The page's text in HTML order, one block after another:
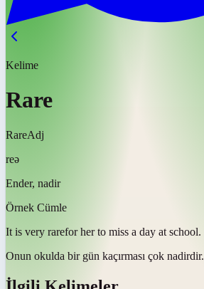
Kelime
Rare
RareAdj
reə
Ender, nadir
Örnek Cümle
It is very rarefor her to miss a day at school.
Onun okulda bir gün kaçırması çok nadirdir.